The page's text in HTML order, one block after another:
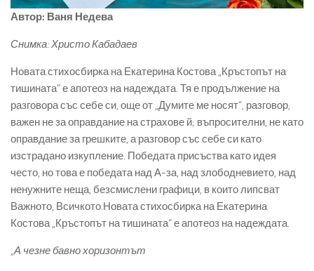
Автор: Ваня Недева
Снимка: Христо Кабадаев
Новата стихосбирка на Екатерина Костова „Кръстопът на
тишината“ е апотеоз на надеждата. Тя е продължение на
разговора със себе си, още от „Думите ме носят“, разговор,
важен не за оправдание на страхове й; въпросителни, не като
оправдание за грешките, а разговор със себе си като
изстрадано изкупление. Победата присъства като идея
често, но това е победата над А-за, над злободневието, над
ненужните неща, безсмислени графици, в които липсват
Важното, Всичкото.Новата стихосбирка на Екатерина
Костова „Кръстопът на тишината“ е апотеоз на надеждата.
„А чезне бавно хоризонтът